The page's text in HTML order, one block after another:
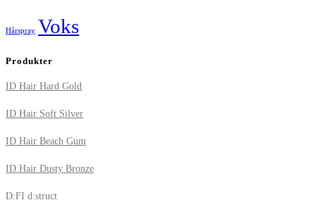
Hårspray Voks
Produkter
ID Hair Hard Gold
ID Hair Soft Silver
ID Hair Beach Gum
ID Hair Dusty Bronze
D:FI d:struct